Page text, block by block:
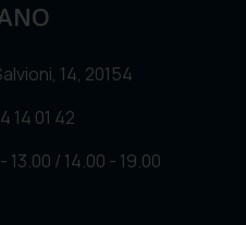
14, 20154
14 01 42
13.00 / 14.00 - 19.00